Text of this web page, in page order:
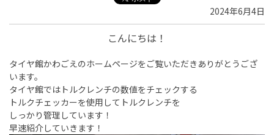
2024年6月4日
こんにちは！
タイヤ館かわごえのホームページをご覧いただきありがとうござ
います。
タイヤ館ではトルクレンチの数値をチェックする
トルクチェッカーを使用してトルクレンチを
しっかり管理しています！
早速紹介していきます！